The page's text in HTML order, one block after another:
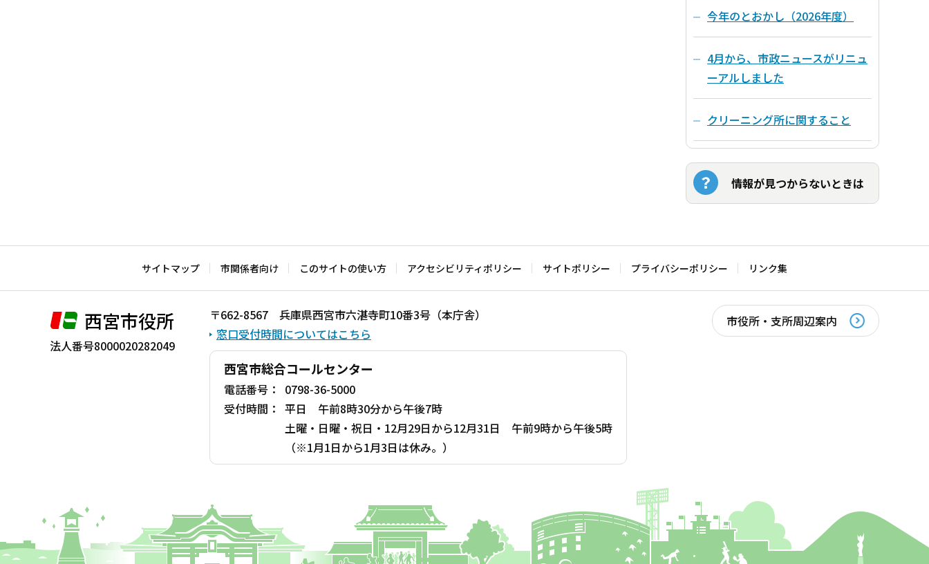
今年のとおかし（2026年度）
4月から、市政ニュースがリニュ
ーアルしました
クリーニング所に関すること
情報が見つからないときは
サイトマップ 市関係者向け このサイトの使い方 アクセシビリティポリシー サイトポリシー プライバシーポリシー リンク集
西宮市役所
法人番号8000020282049
〒662-8567 兵庫県西宮市六湛寺町10番3号（本庁舎）
窓口受付時間についてはこちら
西宮市総合コールセンター
電話番号：
0798-36-5000
受付時間： 平日 午前8時30分から午後7時
土曜・日曜・祝日・12月29日から12月31日 午前9時から午後5時
（※1月1日から1月3日は休み。）
市役所・支所周辺案内